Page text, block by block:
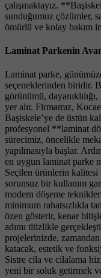
çalışmaktayız.
sunduğumuz çözümler,
ömürlü ve kolay bakım
Laminat Parkenin
Laminat parke,
seçeneklerinden biridir.
görünümü,
yer alır. Firmamız,
Başiskele’ye de üstün
profesyonel **laminat
sürecimiz, öncelikle
yapılmasıyla başlar.
en uygun laminat parke
Seçilen ürünlerin kalitesi
sorunsuz bir kullanım
modern döşeme
minimum rahatsızlıkla
özen gösterir, kenar
adımı titizlikle
projelerinizde,
katacak, estetik ve
Sistre cila ve cilalama
yeni bir soluk getirmek